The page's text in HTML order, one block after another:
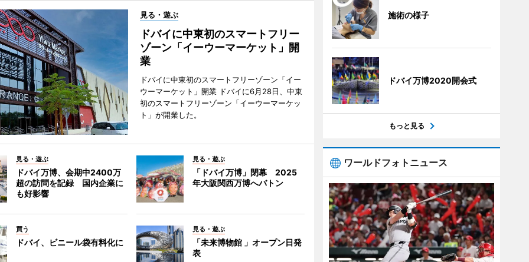
見る・遊ぶ
ドバイに中東初のスマートフリー
ゾーン「イーウーマーケット」開
業
ドバイに中東初のスマートフリーゾーン「イー
ウーマーケット」開業 ドバイに6月28日、中東
初のスマートフリーゾーン「イーウーマーケッ
ト」が開業した。
見る・遊ぶ
ドバイ万博、会期中2400万
超の訪問を記録 国内企業に
も好影響
見る・遊ぶ
「ドバイ万博」閉幕 2025
年大阪関西万博へバトン
買う
ドバイ、ビニール袋有料化に
見る・遊ぶ
「未来博物館 」オープン日発
表
施術の様子
ドバイ万博2020開会式
もっと見る
ワールドフォトニュース